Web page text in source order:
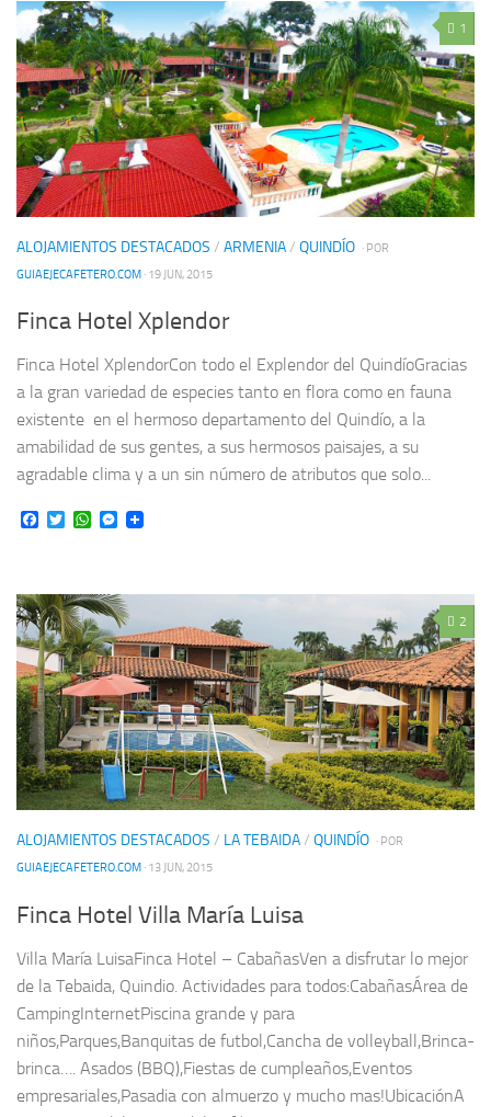
1
ALOJAMIENTOS DESTACADOS / ARMENIA/ QUINDÍO · POR
GUIAEJECAFETERO.COM · 19 JUN, 2015
Finca Hotel Xplendor
Finca Hotel XplendorCon todo el Explendor del QuindíoGracias
a la gran variedad de especies tanto en flora como en fauna
existente en el hermoso departamento del Quindío, a la
amabilidad de sus gentes, a sus hermosos paisajes, a su
agradable clima y a un sin número de atributos que solo...
Facebook
TwitterWhatsApp
Messenger
2
ALOJAMIENTOS DESTACADOS / LA TEBAIDA/ QUINDÍO · POR
GUIAEJECAFETERO.COM · 13 JUN, 2015
Finca Hotel Villa María Luisa
Villa María LuisaFinca Hotel – CabañasVen a disfrutar lo mejor
de la Tebaida, Quindio. Actividades para todos:CabañasÁrea de
CampingInternetPiscina grande y para
niños,Parques,Banquitas de futbol,Cancha de volleyball,Brinca-
brinca…. Asados (BBQ),Fiestas de cumpleaños,Eventos
empresariales,Pasadia con almuerzo y mucho mas!UbicaciónA